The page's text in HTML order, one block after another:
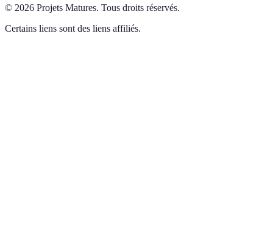
© 2026 Projets Matures. Tous droits réservés.
Certains liens sont des liens affiliés.